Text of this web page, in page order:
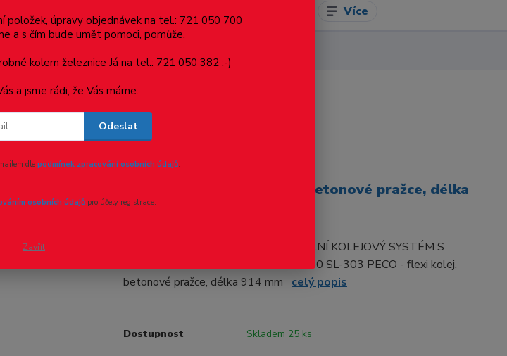
předměty Více
mm
SL-303 PECO - flexi kolej, betonové pražce, délka
914 mm
Kolejivo N STREAMLINE UNIVERZÁLNÍ KOLEJOVÝ SYSTÉM S
VÝŠKOU KOLEJNICE 2,03 mm, Code 80 SL-303 PECO - flexi kolej,
betonové pražce, délka 914 mm celý popis
Dostupnost Skladem 25 ks
položek, úpravy objednávek na tel.: 721 050 700
a s čím bude umět pomoci, pomůže.
kolem železnice Já na tel.: 721 050 382 :-)
a jsme rádi, že Vás máme.
Odeslat
dlepodmínek zpracování osobních údajů.
osobních údajůpro účely registrace.
Zavřít